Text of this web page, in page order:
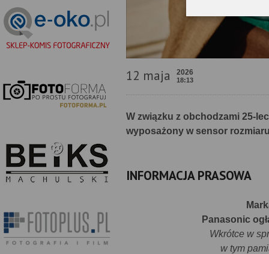
12 maja 2026
18:13
W związku z obchodzami 25-
wyposażony w sensor
INFORMACJA PRASOWA
Panasonic
Wkrótce w
w tym